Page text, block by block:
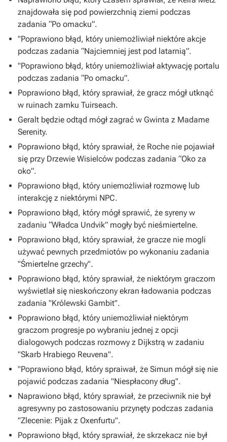
znajdowała się pod powierzchnią ziemi podczas
zadania “Po omacku”.
"Poprawiono błąd, który uniemożliwiał niektóre akcje
podczas zadania “Najciemniej jest pod latarnią”.
"Poprawiono błąd, który uniemożliwiał aktywację portalu
podczas zadania “Po omacku”.
Poprawiono błąd, który sprawiał, że gracz mógł utknąć
w ruinach zamku Tuirseach.
Geralt będzie odtąd mógł zagrać w Gwinta z Madame
Serenity.
Poprawiono błąd, który sprawiał, że Roche nie pojawiał
się przy Drzewie Wisielców podczas zadania “Oko za
oko”.
Poprawiono błąd, który uniemożliwiał rozmowę lub
interakcję z niektórymi NPC.
Poprawiono błąd, który mógł sprawić, że syreny w
zadaniu “Władca Undvik” mogły być nieśmiertelne.
Poprawiono błąd, który sprawiał, że gracze nie mogli
używać pewnych przedmiotów po wykonaniu zadania
"Śmiertelne grzechy".
Poprawiono błąd, który sprawiał, że niektórym graczom
wyświetlał się nieskończony ekran ładowania podczas
zadania "Królewski Gambit".
Poprawiono błąd, który uniemożliwiał niektórym
graczom progresje po wybraniu jednej z opcji
dialogowych podczas rozmowy z Dijkstrą w zadaniu
"Skarb Hrabiego Reuvena".
"Poprawiono błąd, który spraiwał, że Simun mógł się nie
pojawić podczas zadania "Niespłacony dług".
Naprawiono błąd, który sprawiał, że przeciwnik nie był
agresywny po zastosowaniu przynęty podczas zadania
"Zlecenie: Pijak z Oxenfurtu".
Poprawiono błąd, który sprawiał, że skrzekacz nie był